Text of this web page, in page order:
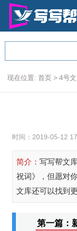
现在位置: 首页 > 4号
时间：2019-05-12
简介： 写写帮文
祝词》，但愿对
文库还可以找到
第一篇：